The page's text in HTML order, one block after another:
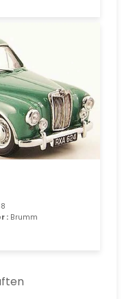
: Brumm